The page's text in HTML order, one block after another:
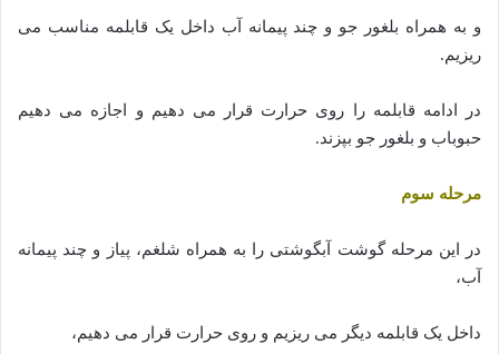
و به همراه بلغور جو و چند پیمانه آب داخل یک قابلمه مناسب می
ریزیم.
در ادامه قابلمه را روی حرارت قرار می دهیم و اجازه می دهیم
حبوباب و بلغور جو بپزند.
مرحله سوم
در این مرحله گوشت آبگوشتی را به همراه شلغم، پیاز و چند پیمانه
آب،
داخل یک قابلمه دیگر می ریزیم و روی حرارت قرار می دهیم،